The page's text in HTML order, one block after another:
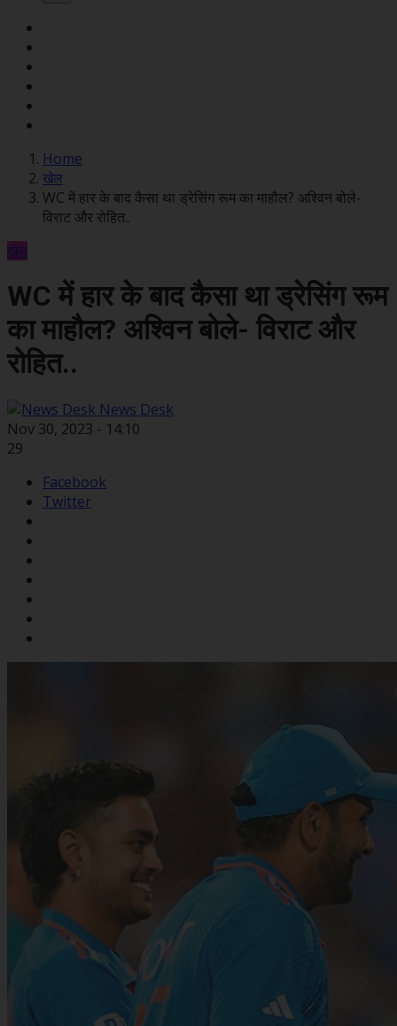
Home
खेल
WC में हार के बाद कैसा था ड्रेसिंग रूम का माहौल? अश्विन बोले-
विराट और रोहित..
खेल
WC में हार के बाद कैसा था ड्रेसिंग रूम
का माहौल? अश्विन बोले- विराट और
रोहित..
News Desk
Nov 30, 2023 - 14:10
29
Facebook
Twitter